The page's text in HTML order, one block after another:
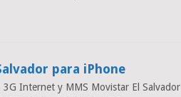
para iPhone
3G Internet y MMS Movistar El Salvador